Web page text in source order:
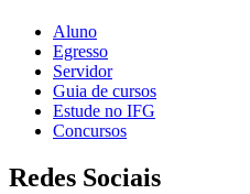
Aluno
Egresso
Servidor
Guia de cursos
Estude no IFG
Concursos
Redes Sociais